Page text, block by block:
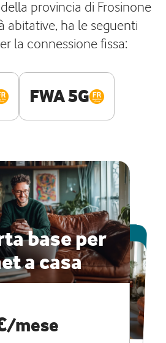
provincia di Frosinone
abitative, ha le seguenti
la connessione fissa:
FWA 5G
base per
a casa
/mese
ESCLUSIVA ONLINE
PRO
veloce e
speciali